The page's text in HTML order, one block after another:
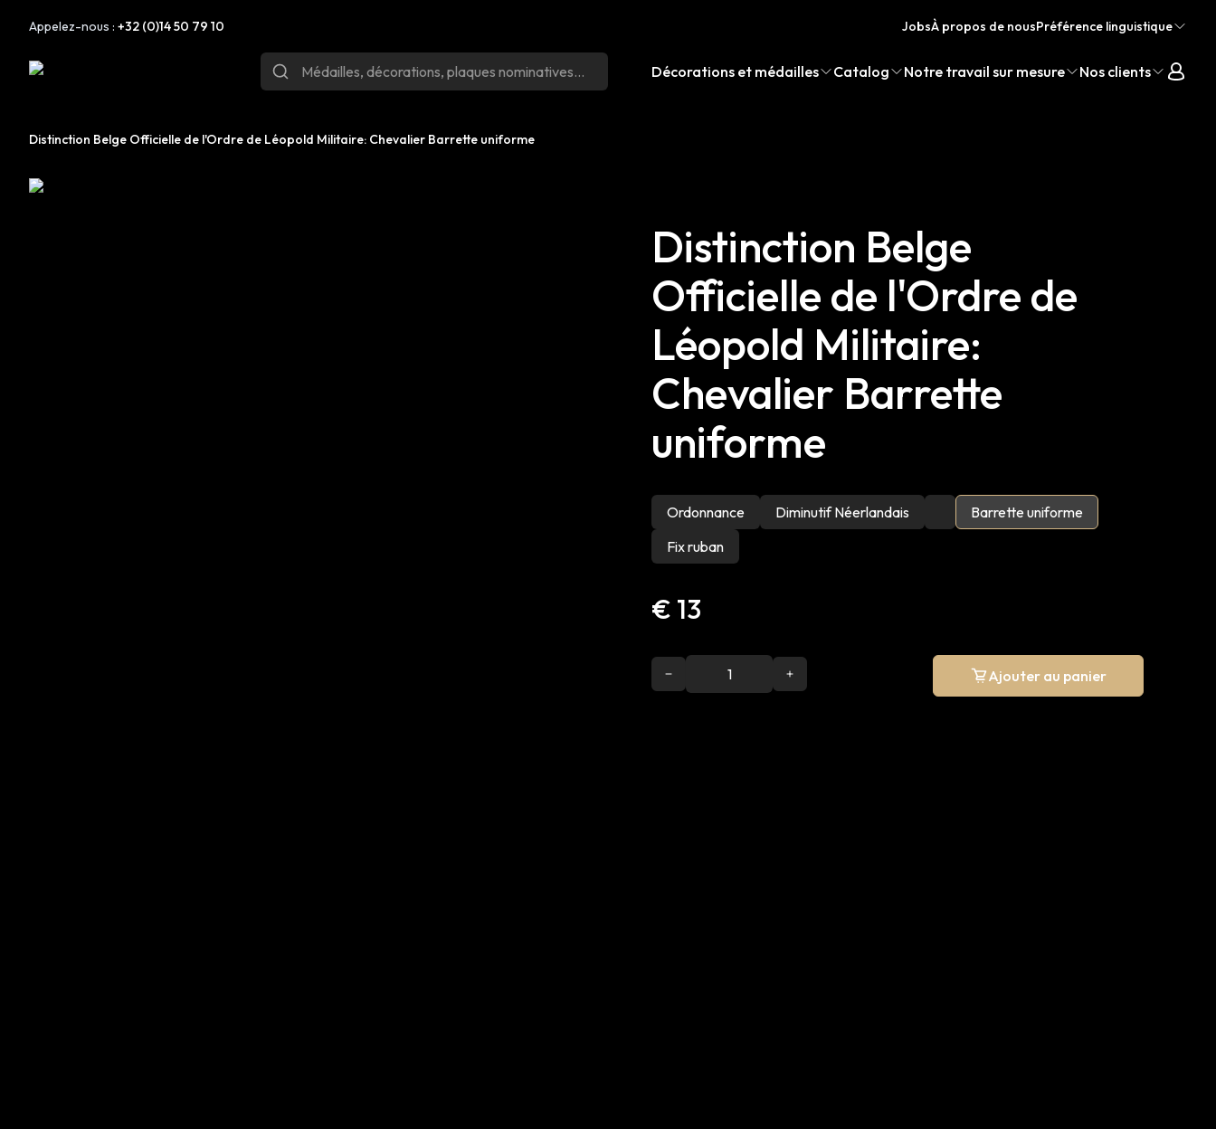
Appelez-nous : +32 (0)14 50 79 10 JobsÀ propos de nousPréférence linguistique
Décorations et médailles Catalog Notre travail sur mesure Nos clients
Distinction Belge Officielle de l'Ordre de Léopold Militaire: Chevalier Barrette uniforme
Distinction Belge
Officielle de l'Ordre de
Léopold Militaire:
Chevalier Barrette
uniforme
Ordonnance Diminutif Néerlandais
Barrette uniforme
Fix ruban
€ 13
Ajouter au panier